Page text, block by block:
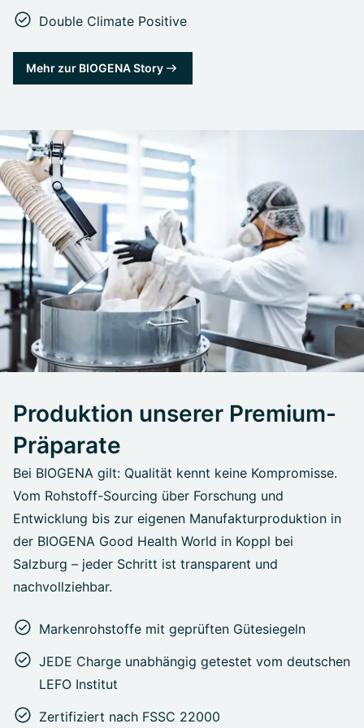
Double Climate Positive
Mehr zur BIOGENA Story
Produktion unserer Premium-
Präparate
Bei BIOGENA gilt: Qualität kennt keine Kompromisse.
Vom Rohstoff-Sourcing über Forschung und
Entwicklung bis zur eigenen Manufakturproduktion in
der BIOGENA Good Health World in Koppl bei
Salzburg – jeder Schritt ist transparent und
nachvollziehbar.
Markenrohstoffe mit geprüften Gütesiegeln
JEDE Charge unabhängig getestet vom deutschen
LEFO Institut
Zertifiziert nach FSSC 22000